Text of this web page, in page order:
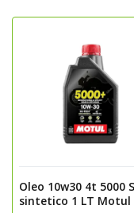
- Excelente
resistência à
- Reduz ruídos
marcha mais
- Compatível
compartilham
úmida
Sugestão de
Oleo 10w30 4t 5000
sintetico 1 LT Motul